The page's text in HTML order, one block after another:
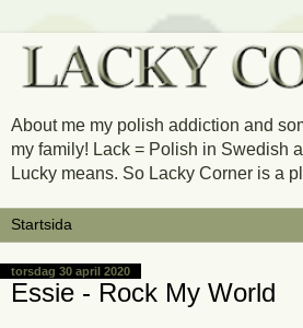
About me my polish addiction and
my family! Lack = Polish in Swedish
Lucky means. So Lacky Corner is a
torsdag 30 april 2020
Essie - Rock My World